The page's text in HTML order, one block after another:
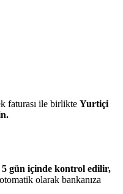
faturası ile birlikte Yurtiçi
5 gün içinde kontrol edilir,
olarak bankanıza